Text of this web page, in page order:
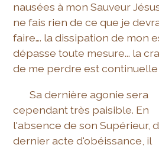
nausées à mon Sauveur Jésus
ne fais rien de ce que je
faire…. la dissipation de mon
dépasse toute mesure... la
de me perdre est continuelle
Sa dernière agonie sera
cependant très paisible. En
l'absence de son Supérieur,
dernier acte d'obéissance, il